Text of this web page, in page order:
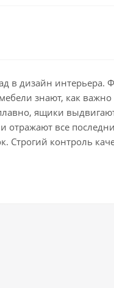
в дизайн
знают, как
ящики
отражают все
контроль